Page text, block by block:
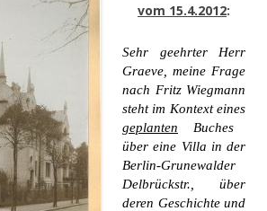
vom 15.4.2012:
Sehr geehrter Herr
Graeve, meine Frage
nach Fritz Wiegmann
steht im Kontext eines
geplanten Buches
über eine Villa in der
Berlin-Grunewalder
Delbrückstr., über
deren Geschichte und